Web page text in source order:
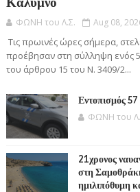
ΦΩΝΗ του Λ.Σ. Aug 08,
Τις πρωινές ώρες σήμερα,
προέβησαν στη σύλληψη ενός
του άρθρου 15 του Ν. 3409/2...
Εντοπισμός
ΦΩΝΗ του
21χρονος
στη
ημιλιπόθυμη